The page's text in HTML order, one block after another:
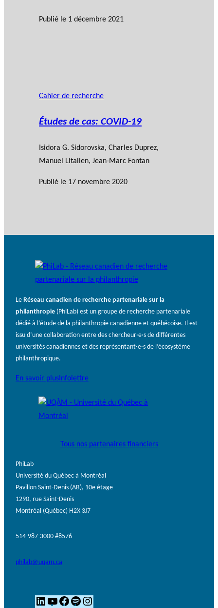
Publié le 1 décembre 2021
Cahier de recherche
Études de cas: COVID-19
Isidora G. Sidorovska, Charles Duprez,
Manuel Litalien, Jean-Marc Fontan
Publié le 17 novembre 2020
Le Réseau canadien de recherche partenariale sur la
philanthropie (PhiLab) est un groupe de recherche partenariale
dédié à l’étude de la philanthropie canadienne et québécoise. Il est
issu d’une collaboration entre des chercheur·e·s de différentes
universités canadiennes et des représentant·e·s de l’écosystème
philanthropique.
En savoir plus Infolettre
Tous nos partenaires financiers
PhiLab
Université du Québec à Montréal
Pavillon Saint-Denis (AB), 10e étage
1290, rue Saint-Denis
Montréal (Québec) H2X 3J7
514-987-3000 #8576
philab@uqam.ca
L Y F S